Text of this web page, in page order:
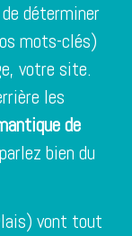
déterminer
mots-clés)
votre site.
les
de
bien du
vont tout